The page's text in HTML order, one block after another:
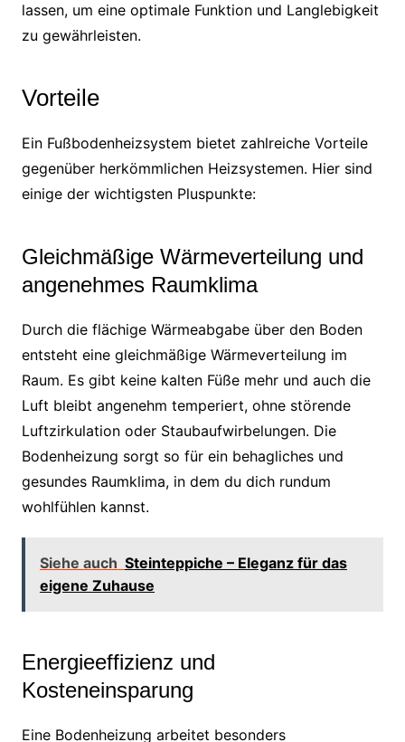
lassen, um eine optimale Funktion und Langlebigkeit
zu gewährleisten.
Vorteile
Ein Fußbodenheizsystem bietet zahlreiche Vorteile
gegenüber herkömmlichen Heizsystemen. Hier sind
einige der wichtigsten Pluspunkte:
Gleichmäßige Wärmeverteilung und
angenehmes Raumklima
Durch die flächige Wärmeabgabe über den Boden
entsteht eine gleichmäßige Wärmeverteilung im
Raum. Es gibt keine kalten Füße mehr und auch die
Luft bleibt angenehm temperiert, ohne störende
Luftzirkulation oder Staubaufwirbelungen. Die
Bodenheizung sorgt so für ein behagliches und
gesundes Raumklima, in dem du dich rundum
wohlfühlen kannst.
Siehe auch Steinteppiche – Eleganz für das
eigene Zuhause
Energieeffizienz und
Kosteneinsparung
Eine Bodenheizung arbeitet besonders